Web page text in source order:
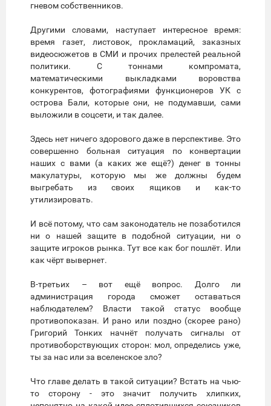
гневом собственников.
Другими словами, наступает интересное время:
время газет, листовок, прокламаций, заказных
видеосюжетов в СМИ и прочих прелестей реальной
политики. С тоннами компромата,
математическими выкладками воровства
конкурентов, фотографиями функционеров УК с
острова Бали, которые они, не подумавши, сами
выложили в соцсети, и так далее.
Здесь нет ничего здорового даже в перспективе. Это
совершенно больная ситуация по конвертации
наших с вами (а каких же ещё?) денег в тонны
макулатуры, которую мы же должны будем
выгребать из своих ящиков и как-то
утилизировать.
И всё потому, что сам законодатель не позаботился
ни о нашей защите в подобной ситуации, ни о
защите игроков рынка. Тут все как бог пошлёт. Или
как чёрт вывернет.
В-третьих – вот ещё вопрос. Долго ли
администрация города сможет оставаться
наблюдателем? Власти такой статус вообще
противопоказан. И рано или поздно (скорее рано)
Григорий Тонких начнёт получать сигналы от
противоборствующих сторон: мол, определись уже,
ты за нас или за вселенское зло?
Что главе делать в такой ситуации? Встать на чью-
то сторону - это значит получить хлипких,